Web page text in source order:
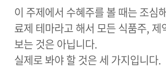
이 주제에서 수혜주를 볼 때는 조심
료제 테마라고 해서 모든 식품주,
보는 것은 아닙니다.
실제로 봐야 할 것은 세 가지입니다.